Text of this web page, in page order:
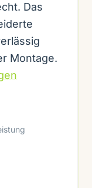
Das
Montage.